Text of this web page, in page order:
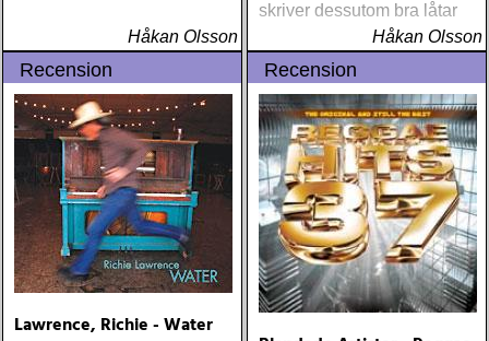
Håkan Olsson
skriver dessutom bra låtar
Håkan Olsson
Recension
Lawrence, Richie - Water
Recension